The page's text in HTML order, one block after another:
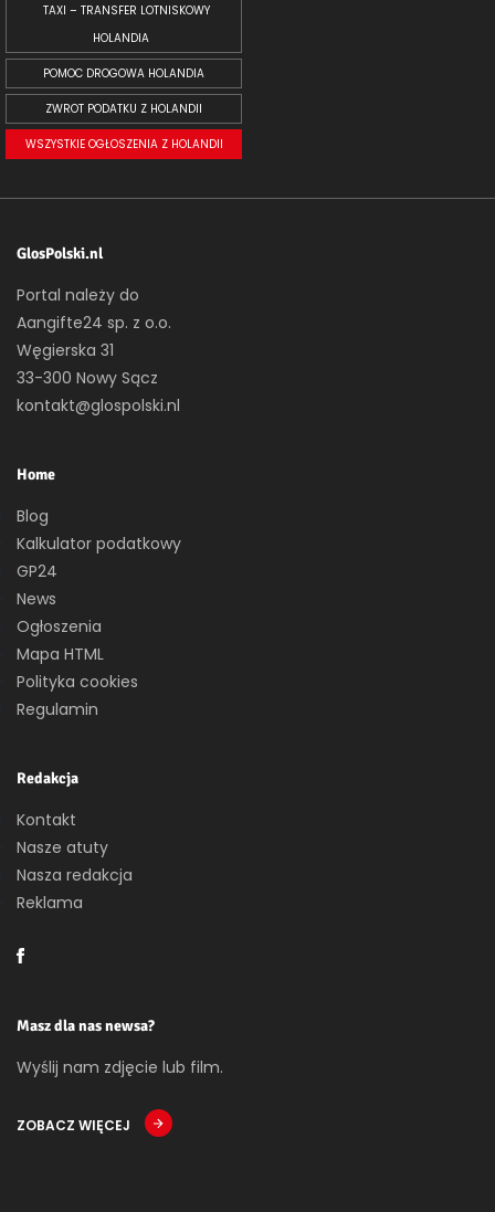
TAXI – TRANSFER LOTNISKOWY
HOLANDIA
POMOC DROGOWA HOLANDIA
ZWROT PODATKU Z HOLANDII
WSZYSTKIE OGŁOSZENIA Z HOLANDII
GlosPolski.nl
Portal należy do
Aangifte24 sp. z o.o.
Węgierska 31
33-300 Nowy Sącz
kontakt@glospolski.nl
Home
Blog
Kalkulator podatkowy
GP24
News
Ogłoszenia
Mapa HTML
Polityka cookies
Regulamin
Redakcja
Kontakt
Nasze atuty
Nasza redakcja
Reklama
Masz dla nas newsa?
Wyślij nam zdjęcie lub film.
ZOBACZ WIĘCEJ